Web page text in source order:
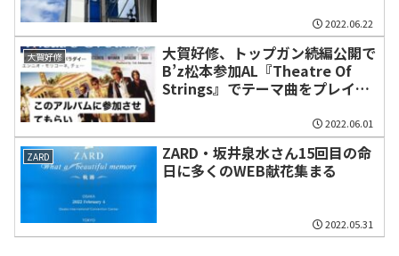
2022.06.22
大賀好修
大賀好修、トップガン続編公開で
B’z松本参加AL『Theatre Of
Strings』でテーマ曲をプレイし
2022.06.01
ZARD
ZARD・坂井泉水さん15回目の命
日に多くのWEB献花集まる
2022.05.31